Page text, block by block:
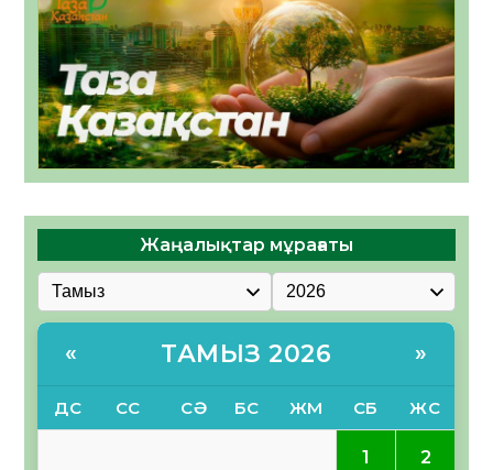
Жаңалықтар мұрағаты
« ТАМЫЗ 2026 »
ДС СС СӘ БС ЖМ СБ ЖС
1 2